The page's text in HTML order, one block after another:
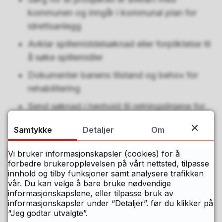
kommunen og inngår i kommunal plan for
idrettsanlegg
Avklar spillemiddelsøknad eller forpliktelse til
å søke spillemidler
Dokumenter banens tilstand og behov for
rehabilitering
Send søknad i henhold til retningslinjene for
Bruk vårt elektroniske søknadsskjema
Det kan søkes om:
Inntil 1 mill. kroner for 11-er bane
Samtykke Detaljer Om
Vi bruker informasjonskapsler (cookies) for å
forbedre brukeropplevelsen på vårt nettsted, tilpasse
innhold og tilby funksjoner samt analysere trafikken
vår. Du kan velge å bare bruke nødvendige
informasjonskapslene, eller tilpasse bruk av
informasjonskapsler under “Detaljer”. før du klikker på
“Jeg godtar utvalgte”.